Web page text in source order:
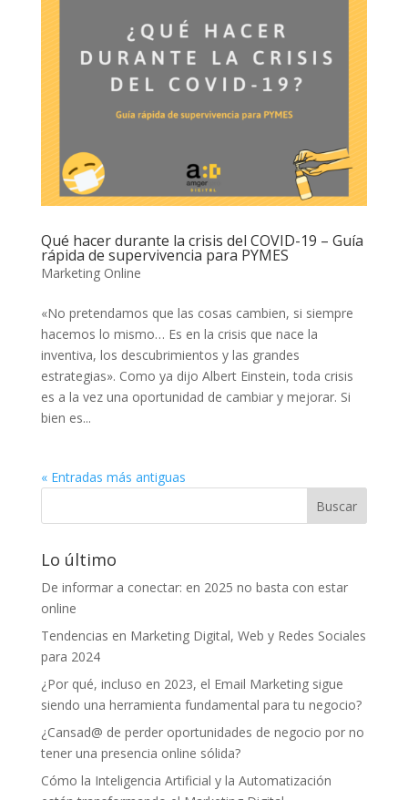
Qué hacer durante la crisis del COVID-19 – Guía
rápida de supervivencia para PYMES
Marketing Online
«No pretendamos que las cosas cambien, si siempre
hacemos lo mismo… Es en la crisis que nace la
inventiva, los descubrimientos y las grandes
estrategias». Como ya dijo Albert Einstein, toda crisis
es a la vez una oportunidad de cambiar y mejorar. Si
bien es...
« Entradas más antiguas
Lo último
De informar a conectar: en 2025 no basta con estar
online
Tendencias en Marketing Digital, Web y Redes Sociales
para 2024
¿Por qué, incluso en 2023, el Email Marketing sigue
siendo una herramienta fundamental para tu negocio?
¿Cansad@ de perder oportunidades de negocio por no
tener una presencia online sólida?
Cómo la Inteligencia Artificial y la Automatización